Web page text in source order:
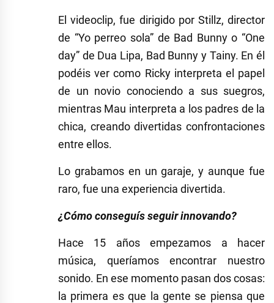
El videoclip, fue dirigido por Stillz, director
de “Yo perreo sola” de Bad Bunny o “One
day” de Dua Lipa, Bad Bunny y Tainy. En él
podéis ver como Ricky interpreta el papel
de un novio conociendo a sus suegros,
mientras Mau interpreta a los padres de la
chica, creando divertidas confrontaciones
entre ellos.
Lo grabamos en un garaje, y aunque fue
raro, fue una experiencia divertida.
¿Cómo conseguís seguir innovando?
Hace 15 años empezamos a hacer
música, queríamos encontrar nuestro
sonido. En ese momento pasan dos cosas:
la primera es que la gente se piensa que